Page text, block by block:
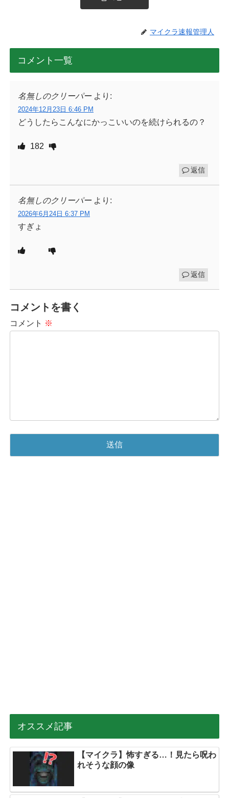
マイクラ速報管理人
コメント一覧
名無しのクリーパー より:
2024年12月23日 6:46 PM
どうしたらこんなにかっこいいのを続けられるの？
182
返信
名無しのクリーパー より:
2026年6月24日 6:37 PM
すぎょ
返信
コメントを書く
コメント ※
オススメ記事
【マイクラ】怖すぎる…！見たら呪わ
れそうな顔の像